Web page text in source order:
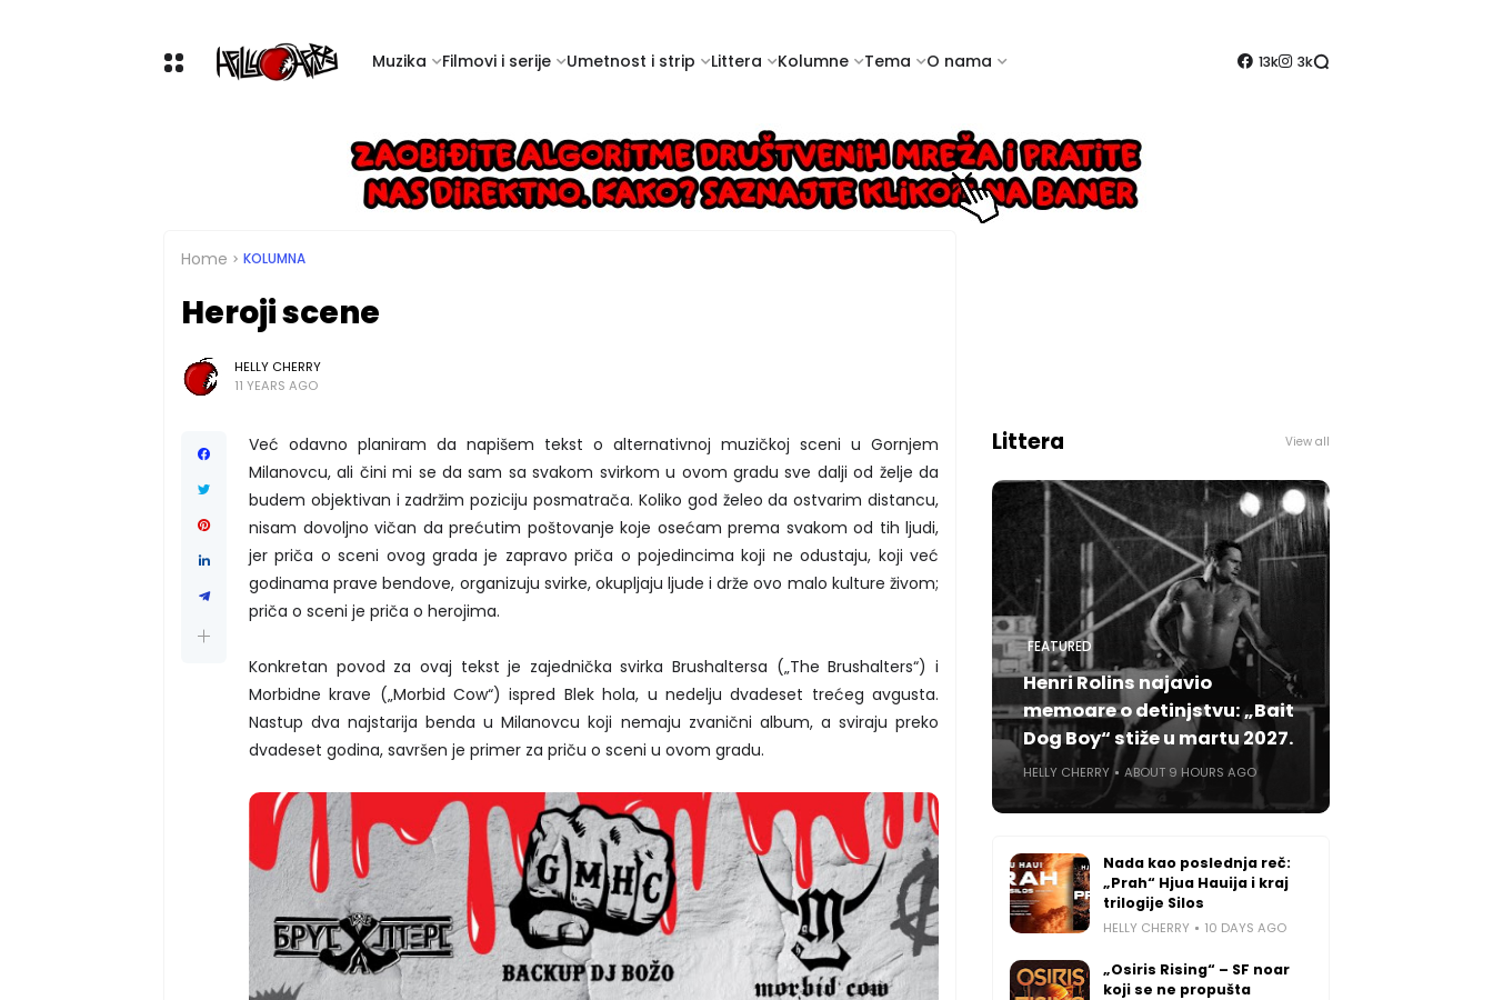
Muzika Filmovi i serije Umetnost i strip Littera Kolumne Tema O nama 13k 3k
Home KOLUMNA
Heroji scene
HELLY CHERRY
11 YEARS AGO
Već odavno planiram da napišem tekst o alternativnoj muzičkoj sceni u Gornjem
Milanovcu, ali čini mi se da sam sa svakom svirkom u ovom gradu sve dalji od želje da
budem objektivan i zadržim poziciju posmatrača. Koliko god želeo da ostvarim distancu,
nisam dovoljno vičan da prećutim poštovanje koje osećam prema svakom od tih ljudi,
jer priča o sceni ovog grada je zapravo priča o pojedincima koji ne odustaju, koji već
godinama prave bendove, organizuju svirke, okupljaju ljude i drže ovo malo kulture živom;
priča o sceni je priča o herojima.
Konkretan povod za ovaj tekst je zajednička svirka Brushaltersa („The Brushalters“) i
Morbidne krave („Morbid Cow“) ispred Blek hola, u nedelju dvadeset trećeg avgusta.
Nastup dva najstarija benda u Milanovcu koji nemaju zvanični album, a sviraju preko
dvadeset godina, savršen je primer za priču o sceni u ovom gradu.
Littera View all
FEATURED
Henri Rolins najavio
memoare o detinjstvu: „Bait
Dog Boy“ stiže u martu 2027.
HELLY CHERRY ABOUT 9 HOURS AGO
Nada kao poslednja reč:
„Prah“ Hjua Hauija i kraj
trilogije Silos
HELLY CHERRY 10 DAYS AGO
„Osiris Rising“ – SF noar
koji se ne propušta